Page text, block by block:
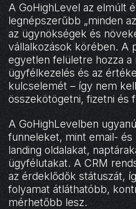
A GoHighLevel az elmúlt
legnépszerűbb „minden
az ügynökségek és
vállalkozások körében. A
egyetlen felületre hozza a
ügyfélkezelés és az
kulcselemét – így nem
összekötögetni, fizetni és
A GoHighLevelben
funneleket, mint email-
landing oldalakat,
ügyfélutakat. A CRM
az érdeklődők státuszát,
folyamat átláthatóbb,
mérhetőbb lesz.